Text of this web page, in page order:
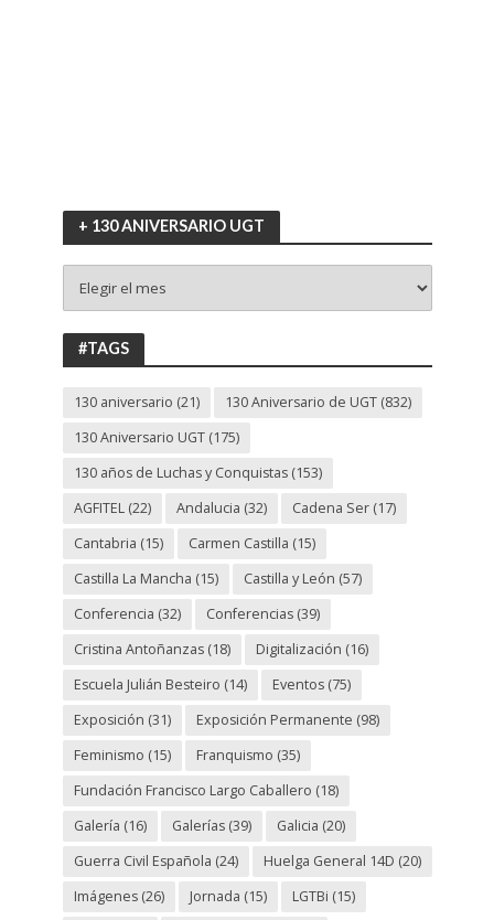
+ 130 ANIVERSARIO UGT
130
ANIVERSARIO
UGT
#TAGS
130 aniversario (21) 130 Aniversario de UGT(832)
130 Aniversario UGT(175)
130 años de Luchas y Conquistas(153)
AGFITEL(22) Andalucia (32) Cadena Ser(17)
Cantabria (15) Carmen Castilla (15)
Castilla La Mancha (15) Castilla y León (57)
Conferencia (32) Conferencias(39)
Cristina Antoñanzas(18) Digitalización (16)
Escuela Julián Besteiro (14) Eventos(75)
Exposición (31) Exposición Permanente (98)
Feminismo (15) Franquismo (35)
Fundación Francisco Largo Caballero (18)
Galería (16) Galerías(39) Galicia (20)
Guerra Civil Española (24) Huelga General 14D (20)
Imágenes(26) Jornada (15) LGTBi (15)